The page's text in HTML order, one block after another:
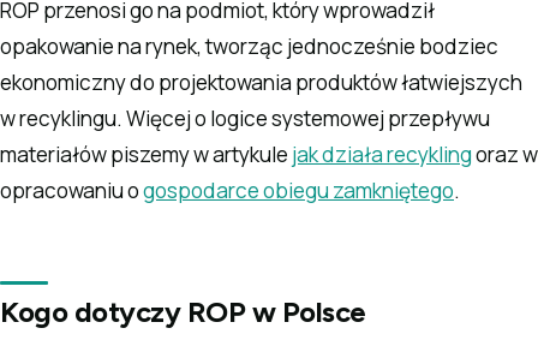
ROP przenosi go na podmiot, który wprowadził
opakowanie na rynek, tworząc jednocześnie bodziec
ekonomiczny do projektowania produktów łatwiejszych
w recyklingu. Więcej o logice systemowej przepływu
materiałów piszemy w artykule jak działa recyklingoraz w
opracowaniu ogospodarce obiegu zamkniętego.
Kogo dotyczy ROP w Polsce